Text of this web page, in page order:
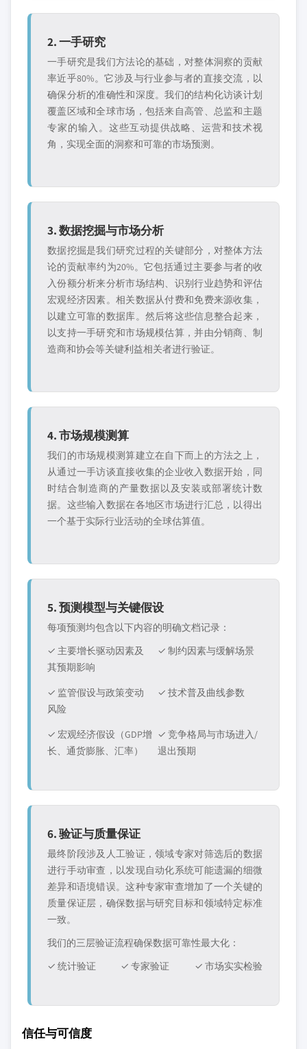
2. 一手研究
一手研究是我们方法论的基础，对整体洞察的贡献
率近乎80%。它涉及与行业参与者的直接交流，以
确保分析的准确性和深度。我们的结构化访谈计划
覆盖区域和全球市场，包括来自高管、总监和主题
专家的输入。这些互动提供战略、运营和技术视
角，实现全面的洞察和可靠的市场预测。
3. 数据挖掘与市场分析
数据挖掘是我们研究过程的关键部分，对整体方法
论的贡献率约为20%。它包括通过主要参与者的收
入份额分析来分析市场结构、识别行业趋势和评估
宏观经济因素。相关数据从付费和免费来源收集，
以建立可靠的数据库。然后将这些信息整合起来，
以支持一手研究和市场规模估算，并由分销商、制
造商和协会等关键利益相关者进行验证。
4. 市场规模测算
我们的市场规模测算建立在自下而上的方法之上，
从通过一手访谈直接收集的企业收入数据开始，同
时结合制造商的产量数据以及安装或部署统计数
据。这些输入数据在各地区市场进行汇总，以得出
一个基于实际行业活动的全球估算值。
5. 预测模型与关键假设
每项预测均包含以下内容的明确文档记录：
✓ 主要增长驱动因素及
其预期影响
✓ 制约因素与缓解场景
✓ 监管假设与政策变动
风险
✓ 技术普及曲线参数
✓ 宏观经济假设（GDP增
长、通货膨胀、汇率）
✓ 竞争格局与市场进入/
退出预期
6. 验证与质量保证
最终阶段涉及人工验证，领域专家对筛选后的数据
进行手动审查，以发现自动化系统可能遗漏的细微
差异和语境错误。这种专家审查增加了一个关键的
质量保证层，确保数据与研究目标和领域特定标准
一致。
我们的三层验证流程确保数据可靠性最大化：
✓ 统计验证
✓ 专家验证 ✓ 市场实实检验
信任与可信度